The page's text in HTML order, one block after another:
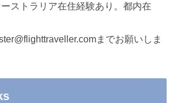
ストラリア在住経験あり。都内在
までお願いしま